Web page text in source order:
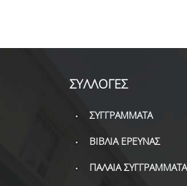
ΣΥΛΛΟΓΕΣ
ΣΥΓΓΡΑΜΜΑΤΑ
ΒΙΒΛΙΑ ΕΡΕΥΝΑΣ
ΠΑΛΑΙΑ ΣΥΓΓΡΑΜΜΑΤΑ